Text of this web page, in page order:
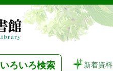
いろいろ検索 新着資料